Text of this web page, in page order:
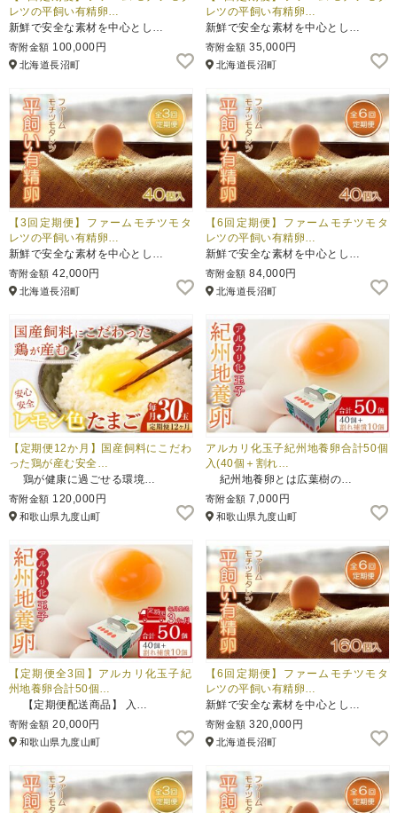
レツの平飼い有精卵…
新鮮で安全な素材を中心とし…
寄附金額 100,000円
北海道長沼町
レツの平飼い有精卵…
新鮮で安全な素材を中心とし…
寄附金額 35,000円
北海道長沼町
【3回定期便】ファームモチツモタ
レツの平飼い有精卵…
新鮮で安全な素材を中心とし…
寄附金額 42,000円
北海道長沼町
【6回定期便】ファームモチツモタ
レツの平飼い有精卵…
新鮮で安全な素材を中心とし…
寄附金額 84,000円
北海道長沼町
【定期便12か月】国産飼料にこだわ
った鶏が産む安全…
鶏が健康に過ごせる環境…
寄附金額 120,000円
和歌山県九度山町
アルカリ化玉子紀州地養卵合計50個
入(40個＋割れ…
紀州地養卵とは広葉樹の…
寄附金額 7,000円
和歌山県九度山町
【定期便全3回】アルカリ化玉子紀
州地養卵合計50個…
【定期便配送商品】 入…
寄附金額 20,000円
和歌山県九度山町
【6回定期便】ファームモチツモタ
レツの平飼い有精卵…
新鮮で安全な素材を中心とし…
寄附金額 320,000円
北海道長沼町